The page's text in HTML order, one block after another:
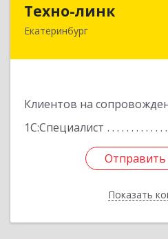
Техно-линк
Екатеринбург
Клиентов на
1С:Специалист
Отправить
Показать
620000,
Отправить
Назад